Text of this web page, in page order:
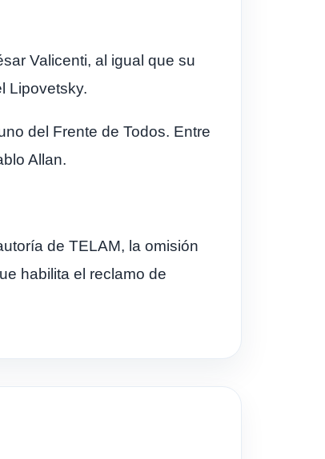
Valicenti, al igual que su
Lipovetsky.
del Frente de Todos. Entre
Allan.
de TELAM, la omisión
habilita el reclamo de